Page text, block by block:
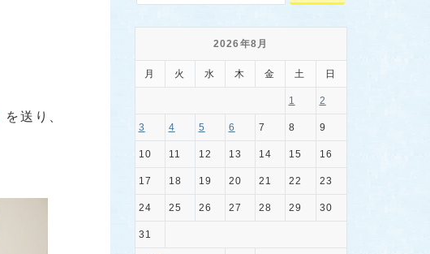
を送り、
2026年8月
月 火 水 木 金 土 日
1 2
3 4 5 6 7 8 9
10 11 12 13 14 15 16
17 18 19 20 21 22 23
24 25 26 27 28 29 30
31